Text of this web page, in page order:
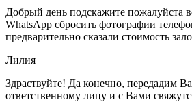
Добрый день подскажите пожалуйста
WhatsApp сбросить фотографии
предварительно сказали стоимость
Лилия
Здраствуйте! Да конечно, передадим
ответственному лицу и с Вами